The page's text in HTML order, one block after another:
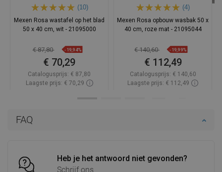
FAQ
Heb je het antwoord niet gevonden?
Schrijf ons
(10)
Mexen Rosa wastafel op het blad
50 x 40 cm, wit - 21095000
€ 87,80 -19,94%
€ 70,29
Catalogusprijs: € 87,80
Laagste prijs: € 70,29
(4)
Mexen Rosa opbouw wasbak 50 x
40 cm, roze mat - 21095044
€ 140,60 -19,99%
€ 112,49
Catalogusprijs: € 140,60
Laagste prijs: € 112,49